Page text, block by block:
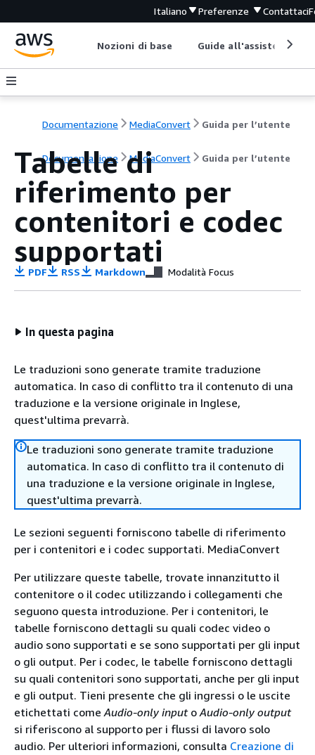
Italiano Preferenze Contattaci
Nozioni di base Guide all'assistenza
Documentazione MediaConvert Guida per l’utente
Documentazione MediaConvert Guida per l’utente
Tabelle di
riferimento per
contenitori e codec
supportati
PDF RSS Markdown Modalità Focus
In questa pagina
Le traduzioni sono generate tramite traduzione
automatica. In caso di conflitto tra il contenuto di una
traduzione e la versione originale in Inglese,
quest'ultima prevarrà.
Le traduzioni sono generate tramite traduzione
automatica. In caso di conflitto tra il contenuto di
una traduzione e la versione originale in Inglese,
quest'ultima prevarrà.
Le sezioni seguenti forniscono tabelle di riferimento
per i contenitori e i codec supportati. MediaConvert
Per utilizzare queste tabelle, trovate innanzitutto il
contenitore o il codec utilizzando i collegamenti che
seguono questa introduzione. Per i contenitori, le
tabelle forniscono dettagli su quali codec video o
audio sono supportati e se sono supportati per gli input
o gli output. Per i codec, le tabelle forniscono dettagli
su quali contenitori sono supportati, anche per gli input
e gli output. Tieni presente che gli ingressi o le uscite
etichettati comeAudio-only inputoAudio-only output
si riferiscono al supporto per i flussi di lavoro solo
audio. Per ulteriori informazioni, consulta Creazione di